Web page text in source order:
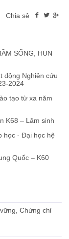
Chia sẻ
SỐNG, HUN
động Nghiên cứu
2024
tạo từ xa năm
K68 – Lâm sinh
học - Đại học hệ
Quốc – K60
Chứng chỉ